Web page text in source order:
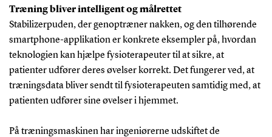
Træning bliver intelligent og målrettet
Stabilizerpuden, der genoptræner nakken, og den tilhørende
smartphone-applikation er konkrete eksempler på, hvordan
teknologien kan hjælpe fysioterapeuter til at sikre, at
patienter udfører deres øvelser korrekt. Det fungerer ved, at
træningsdata bliver sendt til fysioterapeuten samtidig med, at
patienten udfører sine øvelser i hjemmet.
På træningsmaskinen har ingeniørerne udskiftet de